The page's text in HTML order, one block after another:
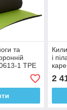
та
1 TPE
з
і
2